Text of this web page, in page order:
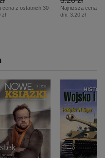
cena z ostatnich 30
zł
Najniższa cena z
dni: 3.20 zł